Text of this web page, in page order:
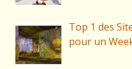
Top 1 des
pour un